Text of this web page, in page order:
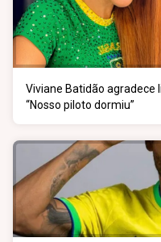
Viviane Batidão agradece
“Nosso piloto dormiu”